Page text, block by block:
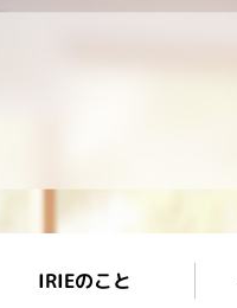
IRIEのこと